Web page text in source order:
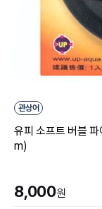
관상어
유피 소프트 버블
m)
8,000원